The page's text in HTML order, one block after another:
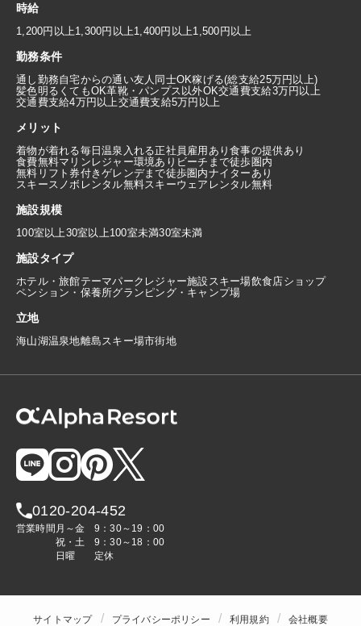
時給
1,200円以上1,300円以上1,400円以上1,500円以上
勤務条件
通し勤務自宅からの通い友人同士OK稼げる(総支給25万円以上)
髪色明るくてもOK革靴・パンプス以外OK交通費支給3万円以上
交通費支給4万円以上交通費支給5万円以上
メリット
着物が着れる毎日温泉入れる正社員雇用あり食事の提供あり
食費無料マリンレジャー環境あり ビーチまで徒歩圏内
無料リフト券付きゲレンデまで徒歩圏内ナイターあり
スキースノボレンタル無料スキーウェアレンタル無料
施設規模
100室以上30室以上100室未満30室未満
施設タイプ
ホテル・旅館テーマパーク レジャー施設 スキー場飲食店ショップ
ペンション・保養所グランピング・キャンプ場
立地
海山湖温泉地離島 スキー場市街地
0120-204-452
営業時間 月～金
9：30～19：00
祝・土
9：30～18：00
日曜
定休
サイトマップ プライバシーポリシー 利用規約 会社概要